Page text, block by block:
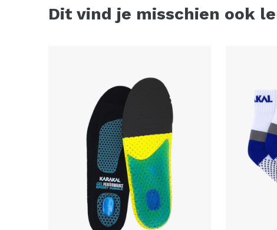
Dit vind je misschien ook